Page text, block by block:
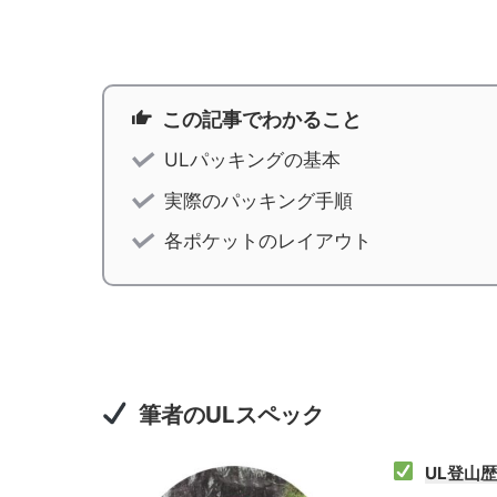
この記事でわかること
ULパッキングの基本
実際のパッキング手順
各ポケットのレイアウト
筆者のULスペック
UL登山